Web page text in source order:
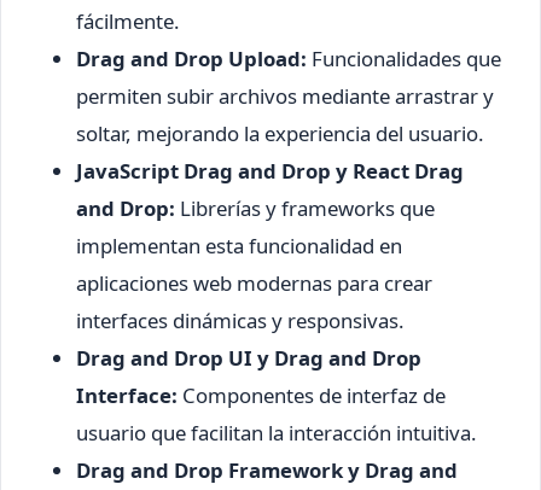
fácilmente.
Drag and Drop Upload: Funcionalidades que
permiten subir archivos mediante arrastrar y
soltar, mejorando la experiencia del usuario.
JavaScript Drag and Drop y React Drag
and Drop: Librerías y frameworks que
implementan esta funcionalidad en
aplicaciones web modernas para crear
interfaces dinámicas y responsivas.
Drag and Drop UI y Drag and Drop
Interface: Componentes de interfaz de
usuario que facilitan la interacción intuitiva.
Drag and Drop Framework y Drag and